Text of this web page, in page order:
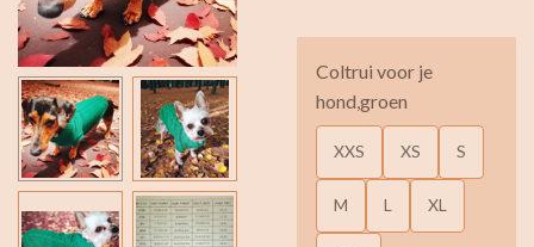
Coltrui voor je
hond,groen
XXS XS S
M L XL